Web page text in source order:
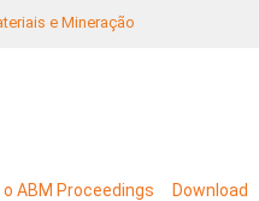
e Mineração
o ABM Proceedings Download